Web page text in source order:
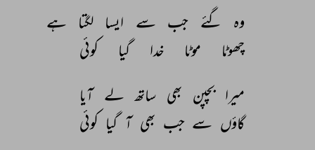
وہ گئے جب سے ایسا لگتا
ہے
چھوٹا
موٹا خدا گیا کوئی
میرا بچپن بھی ساتھ لے آیا
گاؤں سے جب بھی آ گیا کوئی